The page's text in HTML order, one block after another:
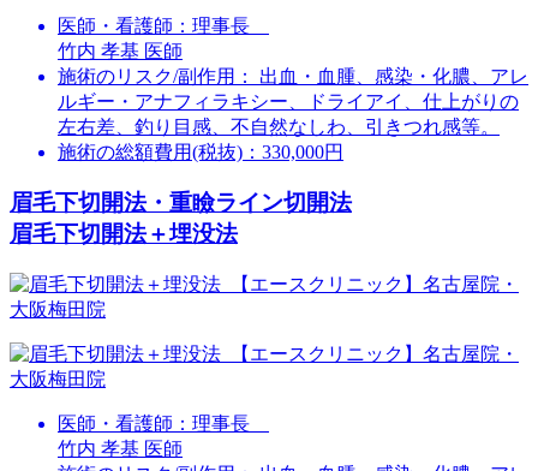
医師・看護師： 理事長
竹内 孝基 医師
施術のリスク/副作用：
出血・血腫、感染・化膿、アレ
ルギー・アナフィラキシー、ドライアイ、仕上がりの
左右差、釣り目感、不自然なしわ、引きつれ感等。
施術の総額費用(税抜)： 330,000円
眉毛下切開法・重瞼ライン切開法
眉毛下切開法＋埋没法
医師・看護師： 理事長
竹内 孝基 医師